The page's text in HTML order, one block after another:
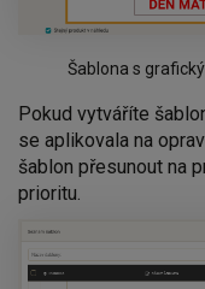
Šablona s
Pokud vytváříte
se aplikovala na
šablon přesunout na
prioritu.